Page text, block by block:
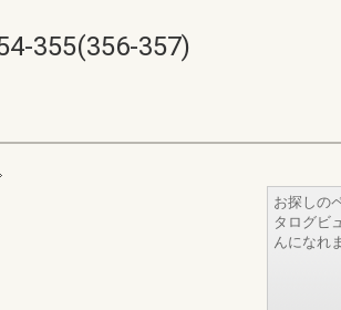
355(356-357)
お探しの
タログビ
んになれ